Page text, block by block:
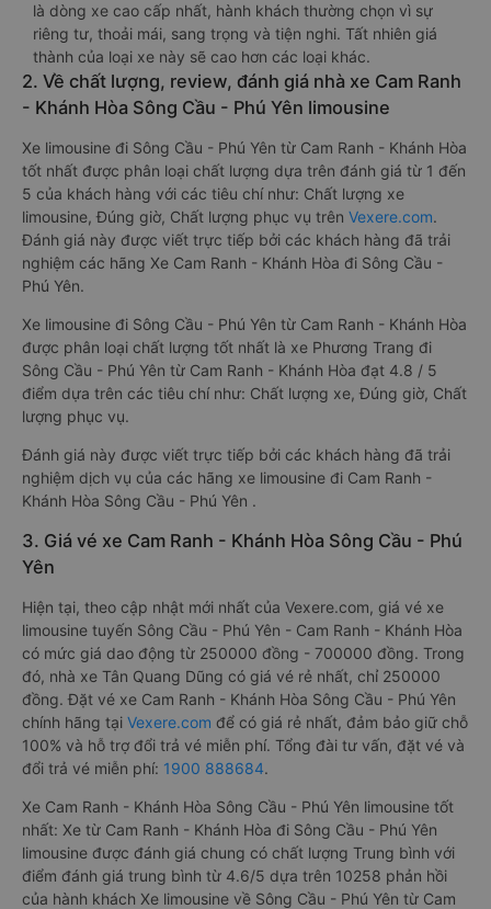
là dòng xe cao cấp nhất, hành khách thường chọn vì sự
riêng tư, thoải mái, sang trọng và tiện nghi. Tất nhiên giá
thành của loại xe này sẽ cao hơn các loại khác.
2. Về chất lượng, review, đánh giá nhà xe Cam Ranh
- Khánh Hòa Sông Cầu - Phú Yên limousine
Xe limousine đi Sông Cầu - Phú Yên từ Cam Ranh - Khánh Hòa
tốt nhất được phân loại chất lượng dựa trên đánh giá từ 1 đến
5 của khách hàng với các tiêu chí như: Chất lượng xe
limousine, Đúng giờ, Chất lượng phục vụ trên Vexere.com.
Đánh giá này được viết trực tiếp bởi các khách hàng đã trải
nghiệm các hãng Xe Cam Ranh - Khánh Hòa đi Sông Cầu -
Phú Yên.
Xe limousine đi Sông Cầu - Phú Yên từ Cam Ranh - Khánh Hòa
được phân loại chất lượng tốt nhất là xe Phương Trang đi
Sông Cầu - Phú Yên từ Cam Ranh - Khánh Hòa đạt 4.8 / 5
điểm dựa trên các tiêu chí như: Chất lượng xe, Đúng giờ, Chất
lượng phục vụ.
Đánh giá này được viết trực tiếp bởi các khách hàng đã trải
nghiệm dịch vụ của các hãng xe limousine đi Cam Ranh -
Khánh Hòa Sông Cầu - Phú Yên .
3. Giá vé xe Cam Ranh - Khánh Hòa Sông Cầu - Phú
Yên
Hiện tại, theo cập nhật mới nhất của Vexere.com, giá vé xe
limousine tuyến Sông Cầu - Phú Yên - Cam Ranh - Khánh Hòa
có mức giá dao động từ 250000 đồng - 700000 đồng. Trong
đó, nhà xe Tân Quang Dũng có giá vé rẻ nhất, chỉ 250000
đồng. Đặt vé xe Cam Ranh - Khánh Hòa Sông Cầu - Phú Yên
chính hãng tại Vexere.com để có giá rẻ nhất, đảm bảo giữ chỗ
100% và hỗ trợ đổi trả vé miễn phí. Tổng đài tư vấn, đặt vé và
đổi trả vé miễn phí: 1900 888684.
Xe Cam Ranh - Khánh Hòa Sông Cầu - Phú Yên limousine tốt
nhất: Xe từ Cam Ranh - Khánh Hòa đi Sông Cầu - Phú Yên
limousine được đánh giá chung có chất lượng Trung bình với
điểm đánh giá trung bình từ 4.6/5 dựa trên 10258 phản hồi
của hành khách Xe limousine về Sông Cầu - Phú Yên từ Cam